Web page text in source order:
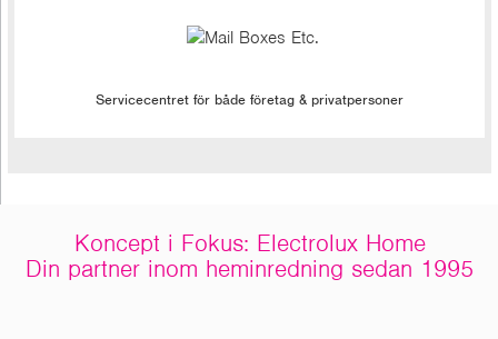
Servicecentret för både företag & privatpersoner
Koncept i Fokus: Electrolux Home
Din partner inom heminredning sedan 1995